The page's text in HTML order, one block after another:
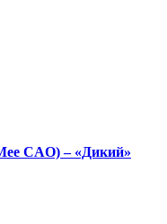
CAO) – «Дикий»